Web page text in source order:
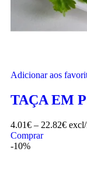
Adicionar aos
TAÇA EM
4.01€ – 22.82€
Comprar
-10%